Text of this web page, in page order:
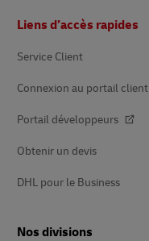
de
Liens d’accès rapides
Service Client
Connexion au portail client
Portail développeurs
Obtenir un devis
DHL pour le Business
Nos divisions